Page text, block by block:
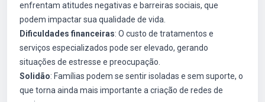
enfrentam atitudes negativas e barreiras sociais, que
podem impactar sua qualidade de vida.
Dificuldades financeiras: O custo de tratamentos e
serviços especializados pode ser elevado, gerando
situações de estresse e preocupação.
Solidão: Famílias podem se sentir isoladas e sem suporte, o
que torna ainda mais importante a criação de redes de